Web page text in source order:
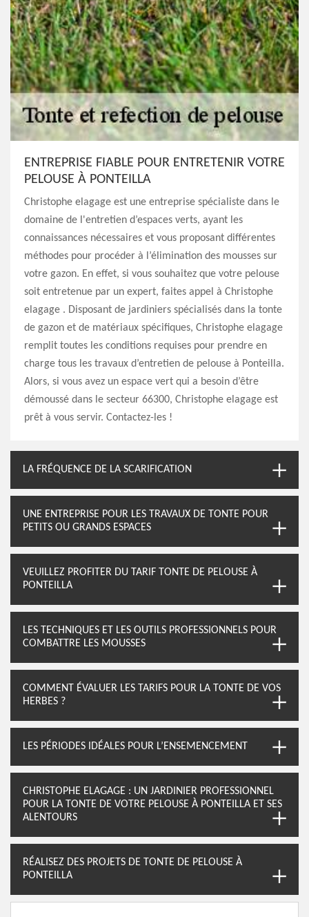
ENTREPRISE FIABLE POUR ENTRETENIR VOTRE
PELOUSE À PONTEILLA
Christophe elagage est une entreprise spécialiste dans le
domaine de l'entretien d’espaces verts, ayant les
connaissances nécessaires et vous proposant différentes
méthodes pour procéder à l’élimination des mousses sur
votre gazon. En effet, si vous souhaitez que votre pelouse
soit entretenue par un expert, faites appel à Christophe
elagage . Disposant de jardiniers spécialisés dans la tonte
de gazon et de matériaux spécifiques, Christophe elagage
remplit toutes les conditions requises pour prendre en
charge tous les travaux d’entretien de pelouse à Ponteilla.
Alors, si vous avez un espace vert qui a besoin d’être
démoussé dans le secteur 66300, Christophe elagage est
prêt à vous servir. Contactez-les !
LA FRÉQUENCE DE LA SCARIFICATION
UNE ENTREPRISE POUR LES TRAVAUX DE TONTE POUR
PETITS OU GRANDS ESPACES
VEUILLEZ PROFITER DU TARIF TONTE DE PELOUSE À
PONTEILLA
LES TECHNIQUES ET LES OUTILS PROFESSIONNELS POUR
COMBATTRE LES MOUSSES
COMMENT ÉVALUER LES TARIFS POUR LA TONTE DE VOS
HERBES ?
LES PÉRIODES IDÉALES POUR L’ENSEMENCEMENT
CHRISTOPHE ELAGAGE : UN JARDINIER PROFESSIONNEL
POUR LA TONTE DE VOTRE PELOUSE À PONTEILLA ET SES
ALENTOURS
RÉALISEZ DES PROJETS DE TONTE DE PELOUSE À
PONTEILLA